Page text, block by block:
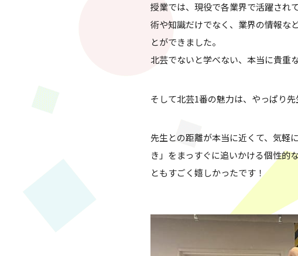
授業では、現役で各業界で活躍され
術や知識だけでなく、業界の情報な
とができました。
北芸でないと学べない、本当に貴重
そして北芸1番の魅力は、やっぱり先
先生との距離が本当に近くて、気軽
き」をまっすぐに追いかける個性的
ともすごく嬉しかったです！